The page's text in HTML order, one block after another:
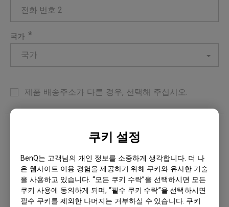
쿠키 설정
BenQ는 고객님의 개인 정보를 소중하게 생각합니다. 더 나
은 웹사이트 이용 경험을 제공하기 위해 쿠키와 유사한 기술
을 사용하고 있습니다. “모든 쿠키 수락”을 선택하시면 모든
쿠키 사용에 동의하게 되며, “필수 쿠키 수락”을 선택하시면
필수 쿠키를 제외한 나머지는 거부하실 수 있습니다. 쿠키
국가 *
국가
제품 배송주소가 다른 경우, 선택해 주십시오.
아래 이용약관을 이해하며, 이에 동의합니다
동의를 선택하시는 경우, 당사의 개인정보 처리방침 및 이용약관을 읽고 동
의하였음을 의미합니다. 당사는 고객문의에 응답하고 관련 서비스를 제공
하기 위해 귀하의 개인정보를 수집 및 처리합니다. 개인정보 보호 방식에 대
한 자세한 내용은 BenQ 홈페이지 내의
개인정보 처리방침
을 확인해 주십
시오.